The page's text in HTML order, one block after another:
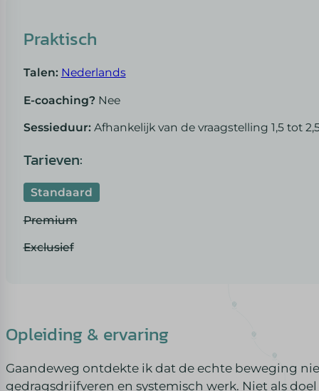
Praktisch
Talen: Nederlands
E-coaching? Nee
Sessieduur: Afhankelijk van de vraagstelling 1,5 tot
Tarieven:
Standaard
Premium
Exclusief
Opleiding & ervaring
Gaandeweg ontdekte ik dat de echte beweging
gedragsdrijfveren en systemisch werk. Niet als